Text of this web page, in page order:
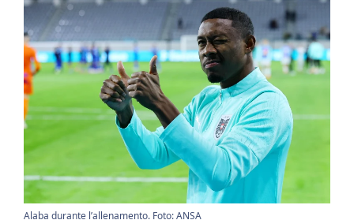
Alaba durante l’allenamento. Foto: ANSA